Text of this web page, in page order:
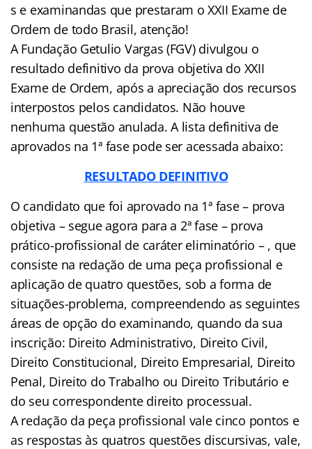
s e examinandas que prestaram o XXII Exame de
Ordem de todo Brasil, atenção!
A Fundação Getulio Vargas (FGV) divulgou o
resultado definitivo da prova objetiva do XXII
Exame de Ordem, após a apreciação dos recursos
interpostos pelos candidatos. Não houve
nenhuma questão anulada. A lista definitiva de
aprovados na 1ª fase pode ser acessada abaixo:
RESULTADO DEFINITIVO
O candidato que foi aprovado na 1ª fase – prova
objetiva – segue agora para a 2ª fase – prova
prático-profissional de caráter eliminatório – , que
consiste na redação de uma peça profissional e
aplicação de quatro questões, sob a forma de
situações-problema, compreendendo as seguintes
áreas de opção do examinando, quando da sua
inscrição: Direito Administrativo, Direito Civil,
Direito Constitucional, Direito Empresarial, Direito
Penal, Direito do Trabalho ou Direito Tributário e
do seu correspondente direito processual.
A redação da peça profissional vale cinco pontos e
as respostas às quatros questões discursivas, vale,